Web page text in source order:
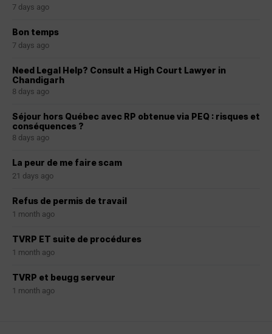
7 days ago
Bon temps
7 days ago
Need Legal Help? Consult a High Court Lawyer in
Chandigarh
8 days ago
Séjour hors Québec avec RP obtenue via PEQ : risques et
conséquences ?
8 days ago
La peur de me faire scam
21 days ago
Refus de permis de travail
1 month ago
TVRP ET suite de procédures
1 month ago
TVRP et beugg serveur
1 month ago